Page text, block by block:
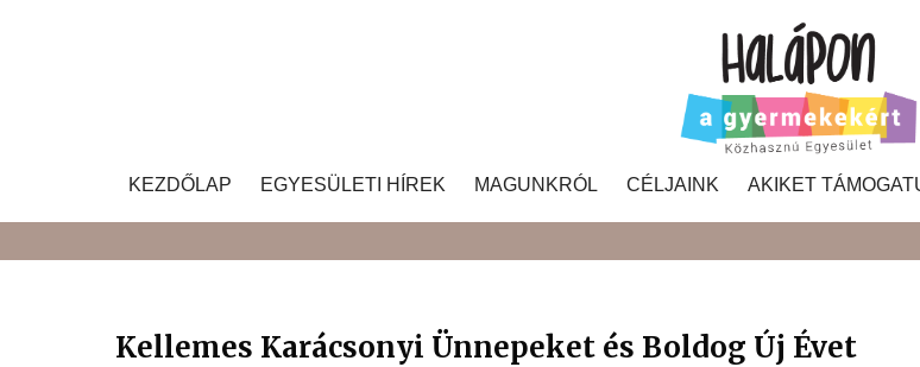
KEZDŐLAP EGYESÜLETI HÍREK MAGUNKRÓL CÉLJAINK AKIKET
Kellemes Karácsonyi Ünnepeket és Boldog Új Évet